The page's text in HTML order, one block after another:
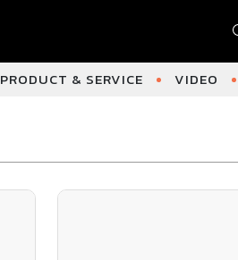
PRODUCT & SERVICE VIDEO